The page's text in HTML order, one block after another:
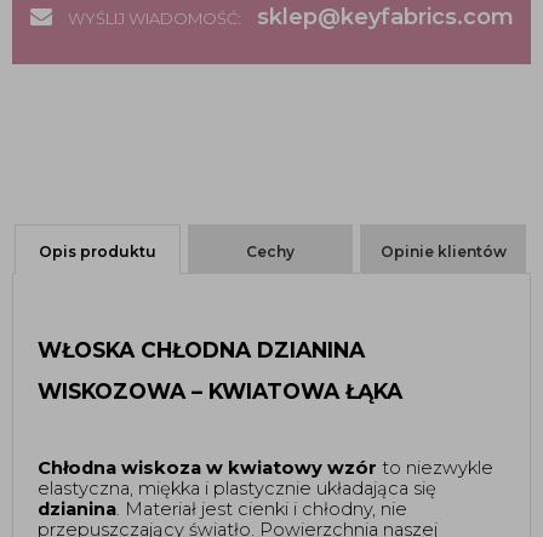
WYŚLIJ WIADOMOŚĆ: sklep@keyfabrics.com
Opis produktu Cechy Opinie klientów
WŁOSKA CHŁODNA DZIANINA
WISKOZOWA – KWIATOWA ŁĄKA
Chłodna wiskoza w kwiatowy wzór to niezwykle
dzianina. Materiał jest cienki i chłodny, nie